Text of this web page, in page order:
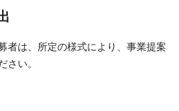
者は、所定の様式により、事業提案
さい。